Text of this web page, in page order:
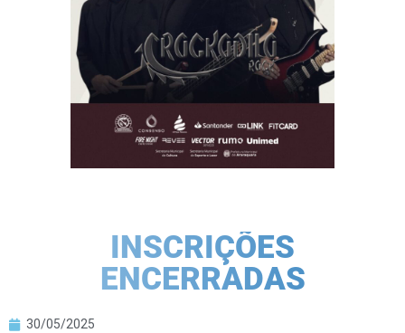
INSCRIÇÕES
ENCERRADAS
30/05/2025